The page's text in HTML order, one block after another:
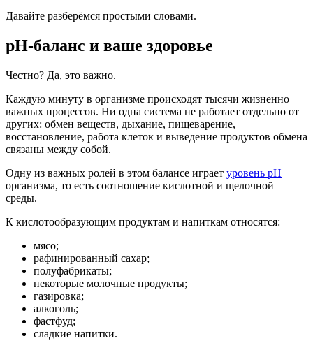
Давайте разберёмся простыми словами.
pH-баланс и ваше здоровье
Честно? Да, это важно.
Каждую минуту в организме происходят тысячи жизненно
важных процессов. Ни одна система не работает отдельно от
других: обмен веществ, дыхание, пищеварение,
восстановление, работа клеток и выведение продуктов обмена
связаны между собой.
Одну из важных ролей в этом балансе играет уровень pH
организма, то есть соотношение кислотной и щелочной
среды.
К кислотообразующим продуктам и напиткам относятся:
мясо;
рафинированный сахар;
полуфабрикаты;
некоторые молочные продукты;
газировка;
алкоголь;
фастфуд;
сладкие напитки.